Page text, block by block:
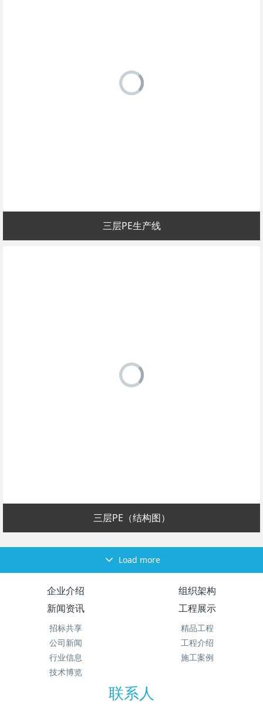
三层PE生产线
三层PE（结构图）
Load more
企业介绍
组织架构
新闻资讯
招标共享
公司新闻
行业信息
技术博览
工程展示
精品工程
工程介绍
施工案例
联系人